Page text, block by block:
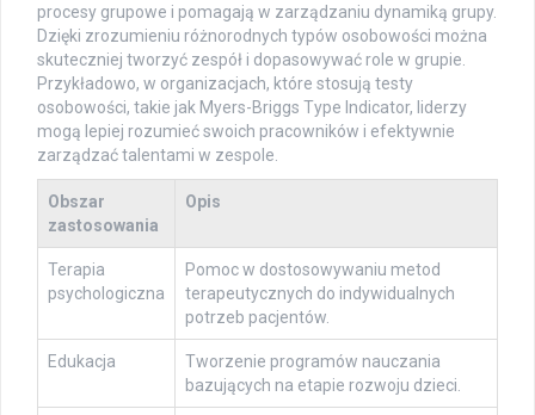
procesy grupowe i pomagają w zarządzaniu dynamiką grupy.
Dzięki zrozumieniu różnorodnych typów osobowości można
skuteczniej tworzyć zespół i dopasowywać role w grupie.
Przykładowo, w organizacjach, które stosują testy
osobowości, takie jak Myers-Briggs Type Indicator, liderzy
mogą lepiej rozumieć swoich pracowników i efektywnie
zarządzać talentami w zespole.
Obszar
zastosowania
Opis
Terapia
psychologiczna
Pomoc w dostosowywaniu metod
terapeutycznych do indywidualnych
potrzeb pacjentów.
Edukacja
Tworzenie programów nauczania
bazujących na etapie rozwoju dzieci.